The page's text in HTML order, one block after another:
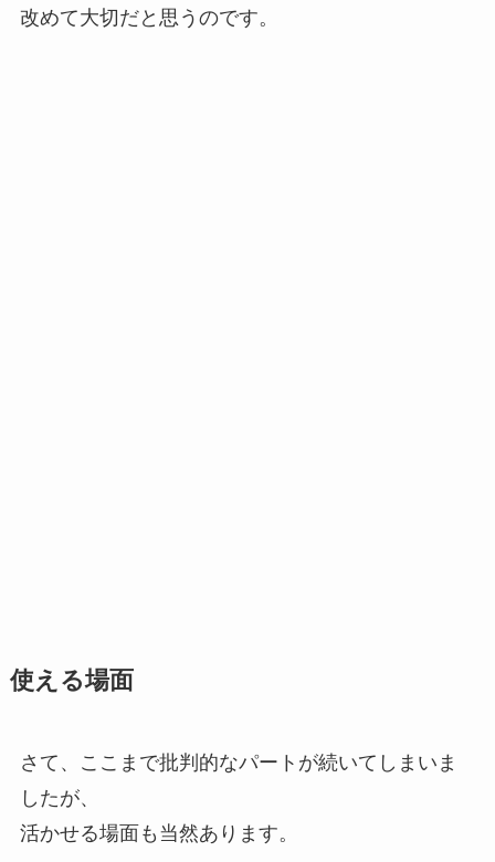
改めて大切だと思うのです。
使える場面
さて、ここまで批判的なパートが続いてしまいま
したが、
活かせる場面も当然あります。